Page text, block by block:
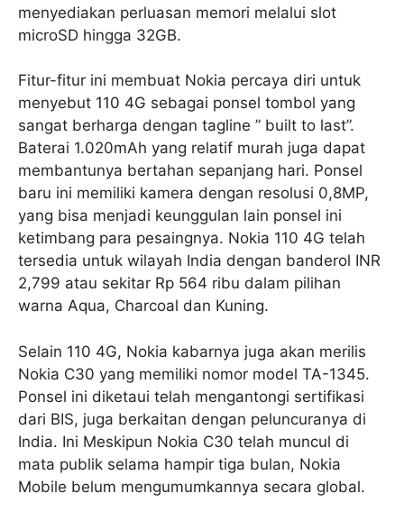
menyediakan perluasan memori melalui slot
microSD hingga 32GB.
Fitur-fitur ini membuat Nokia percaya diri untuk
menyebut 110 4G sebagai ponsel tombol yang
sangat berharga dengan tagline ” built to last”.
Baterai 1.020mAh yang relatif murah juga dapat
membantunya bertahan sepanjang hari. Ponsel
baru ini memiliki kamera dengan resolusi 0,8MP,
yang bisa menjadi keunggulan lain ponsel ini
ketimbang para pesaingnya. Nokia 110 4G telah
tersedia untuk wilayah India dengan banderol INR
2,799 atau sekitar Rp 564 ribu dalam pilihan
warna Aqua, Charcoal dan Kuning.
Selain 110 4G, Nokia kabarnya juga akan merilis
Nokia C30 yang memiliki nomor model TA-1345.
Ponsel ini diketaui telah mengantongi sertifikasi
dari BIS, juga berkaitan dengan peluncuranya di
India. Ini Meskipun Nokia C30 telah muncul di
mata publik selama hampir tiga bulan, Nokia
Mobile belum mengumumkannya secara global.